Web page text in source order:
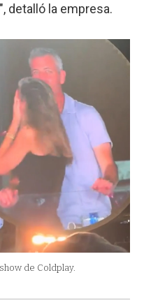
detalló la empresa.
de Coldplay.